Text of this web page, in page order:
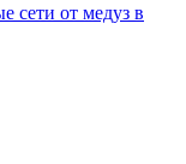
сети от медуз в